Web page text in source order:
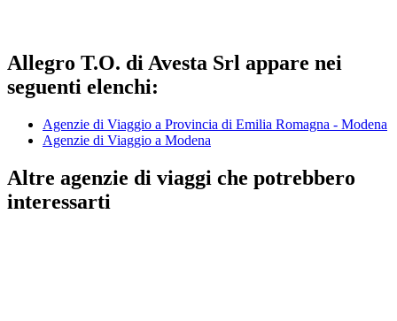
Allegro T.O. di Avesta Srl appare nei
seguenti elenchi:
Agenzie di Viaggio a Provincia di Emilia Romagna - Modena
Agenzie di Viaggio a Modena
Altre agenzie di viaggi che potrebbero
interessarti